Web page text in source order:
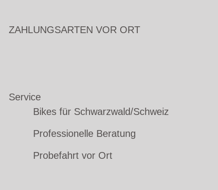
ZAHLUNGSARTEN VOR ORT
Service
Bikes für Schwarzwald/Schweiz
Professionelle Beratung
Probefahrt vor Ort